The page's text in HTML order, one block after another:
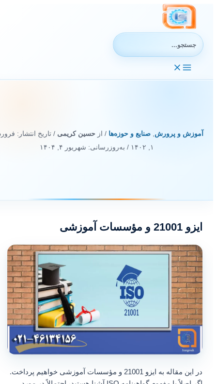
جستجوی:
آموزش و پرورش, صنایع و حوزه‌ها/ از حسین کریمی / تاریخ انتشار:
/ به‌روزرسانی: شهریور ۴, ۱۴۰۴
ایزو 21001 و مؤسسات آموزشی
در این مقاله به ایزو 21001 و مؤسسات آموزشی خواهیم پرداخت.